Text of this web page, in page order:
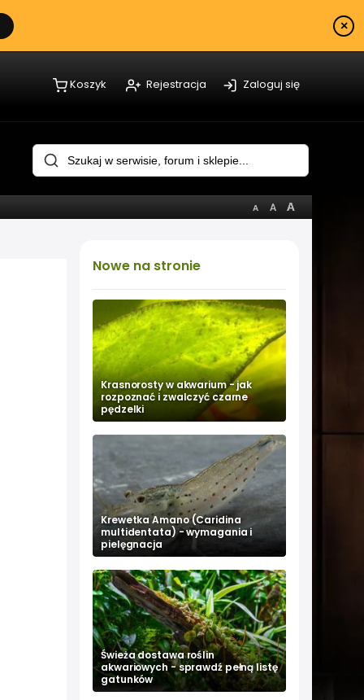
×
Koszyk Rejestracja Zaloguj się
Nowe na stronie
Krasnorosty w akwarium - jak
rozpoznać i zwalczyć czarne
pędzelki
Krewetka Amano (Caridina
multidentata) - wymagania i
pielęgnacja
Świeża dostawa roślin
akwariowych - sprawdź pełną listę
gatunków